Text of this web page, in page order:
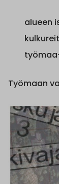
alueen
Työmaan